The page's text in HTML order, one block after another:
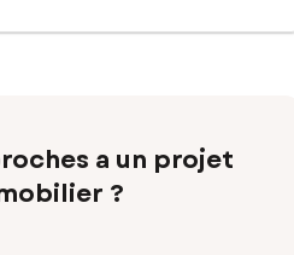
a un projet
?